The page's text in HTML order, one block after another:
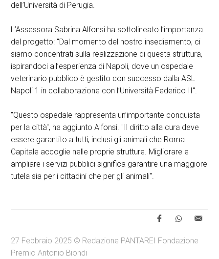
dell’Università di Perugia.
L’Assessora Sabrina Alfonsi ha sottolineato l’importanza
del progetto: "Dal momento del nostro insediamento, ci
siamo concentrati sulla realizzazione di questa struttura,
ispirandoci all’esperienza di Napoli, dove un ospedale
veterinario pubblico è gestito con successo dalla ASL
Napoli 1 in collaborazione con l’Università Federico II".
"Questo ospedale rappresenta un’importante conquista
per la città", ha aggiunto Alfonsi. "Il diritto alla cura deve
essere garantito a tutti, inclusi gli animali che Roma
Capitale accoglie nelle proprie strutture. Migliorare e
ampliare i servizi pubblici significa garantire una maggiore
tutela sia per i cittadini che per gli animali".
27 Febbraio 2025 © Redazione PANTAREI Fondazione
Premio Antonio Biondi